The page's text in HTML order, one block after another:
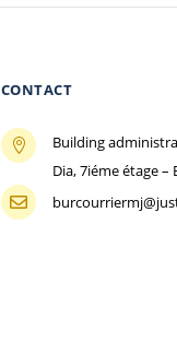
CONTACT

Building
Dia, 7iéme étage –
